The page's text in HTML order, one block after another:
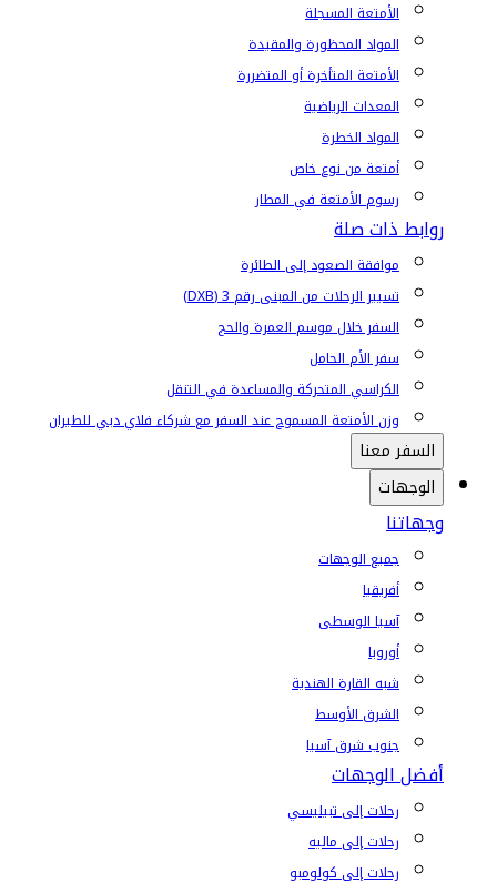
الأمتعة المسجلة
المواد المحظورة والمقيدة
الأمتعة المتأخرة أو المتضررة
المعدات الرياضية
المواد الخطرة
أمتعة من نوع خاص
رسوم الأمتعة في المطار
روابط ذات صلة
موافقة الصعود إلى الطائرة
تسيير الرحلات من المبنى رقم 3 (DXB)
السفر خلال موسم العمرة والحج
سفر الأم الحامل
الكراسي المتحركة والمساعدة في التنقل
وزن الأمتعة المسموح عند السفر مع شركاء فلاي دبي للطيران
السفر معنا
الوجهات
وجهاتنا
جميع الوجهات
أفريقيا
آسيا الوسطى
أوروبا
شبه القارة الهندية
الشرق الأوسط
جنوب شرق آسيا
أفضل الوجهات
رحلات إلى تبيليسي
رحلات إلى ماليه
رحلات إلى كولومبو